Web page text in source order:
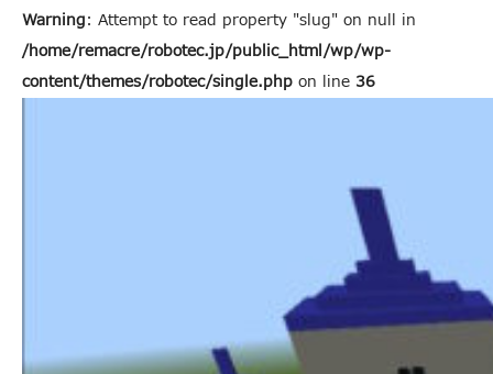
Warning: Attempt to read property "slug" on null in
/home/remacre/robotec.jp/public_html/wp/wp-
content/themes/robotec/single.php on line 36